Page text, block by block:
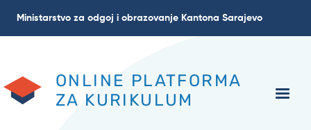
Ministarstvo za odgoj i obrazovanje Kantona Sarajevo
ONLINE PLATFORMA
ZA KURIKULUM